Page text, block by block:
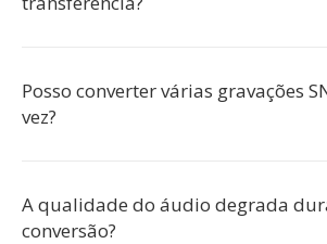
Posso converter várias gravações
vez?
A qualidade do áudio degrada
conversão?